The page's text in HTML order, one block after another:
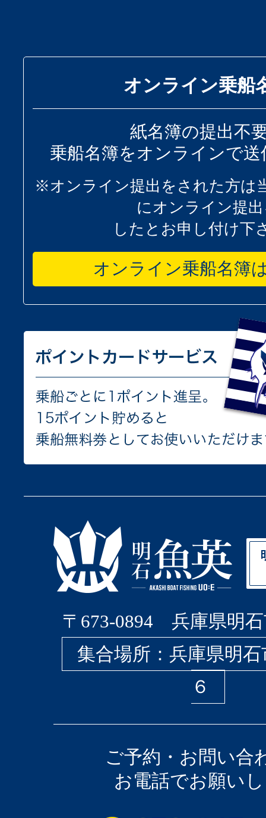
オンライン乗船
紙名簿の提出不
乗船名簿をオンラインで
※オンライン提出をされた方は
にオンライン提
したとお申し付け下
オンライン乗船名簿
〒673-0894 兵庫県明石
集合場所：兵庫県明
６
ご予約・お問い合
お電話でお願い